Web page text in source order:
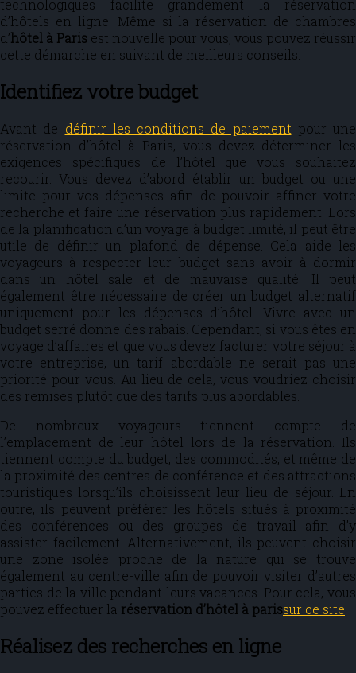
technologiques facilite grandement la réservation
d’hôtels en ligne. Même si la réservation de chambres
d’hôtel à Paris est nouvelle pour vous, vous pouvez réussir
cette démarche en suivant de meilleurs conseils.
Identifiez votre budget
Avant de définir les conditions de paiement pour une
réservation d’hôtel à Paris, vous devez déterminer les
exigences spécifiques de l’hôtel que vous souhaitez
recourir. Vous devez d’abord établir un budget ou une
limite pour vos dépenses afin de pouvoir affiner votre
recherche et faire une réservation plus rapidement. Lors
de la planification d’un voyage à budget limité, il peut être
utile de définir un plafond de dépense. Cela aide les
voyageurs à respecter leur budget sans avoir à dormir
dans un hôtel sale et de mauvaise qualité. Il peut
également être nécessaire de créer un budget alternatif
uniquement pour les dépenses d’hôtel. Vivre avec un
budget serré donne des rabais. Cependant, si vous êtes en
voyage d’affaires et que vous devez facturer votre séjour à
votre entreprise, un tarif abordable ne serait pas une
priorité pour vous. Au lieu de cela, vous voudriez choisir
des remises plutôt que des tarifs plus abordables.
De nombreux voyageurs tiennent compte de
l’emplacement de leur hôtel lors de la réservation. Ils
tiennent compte du budget, des commodités, et même de
la proximité des centres de conférence et des attractions
touristiques lorsqu’ils choisissent leur lieu de séjour. En
outre, ils peuvent préférer les hôtels situés à proximité
des conférences ou des groupes de travail afin d’y
assister facilement. Alternativement, ils peuvent choisir
une zone isolée proche de la nature qui se trouve
également au centre-ville afin de pouvoir visiter d’autres
parties de la ville pendant leurs vacances. Pour cela, vous
pouvez effectuer la réservation d’hôtel à parissur ce site
Réalisez des recherches en ligne